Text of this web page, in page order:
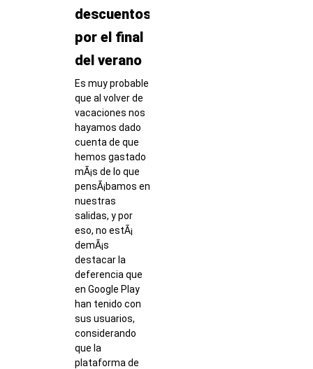
descuentos
por el final
del verano
Es muy probable
que al volver de
vacaciones nos
hayamos dado
cuenta de que
hemos gastado
mÃ¡s de lo que
pensÃ¡bamos en
nuestras
salidas, y por
eso, no estÃ¡
demÃ¡s
destacar la
deferencia que
en Google Play
han tenido con
sus usuarios,
considerando
que la
plataforma de